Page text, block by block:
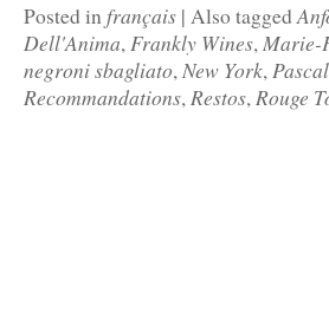
Posted infrançais | Also tagged
Dell'Anima,Frankly Wines,Marie-
negroni sbagliato,New York,
Recommandations,Restos,Rouge